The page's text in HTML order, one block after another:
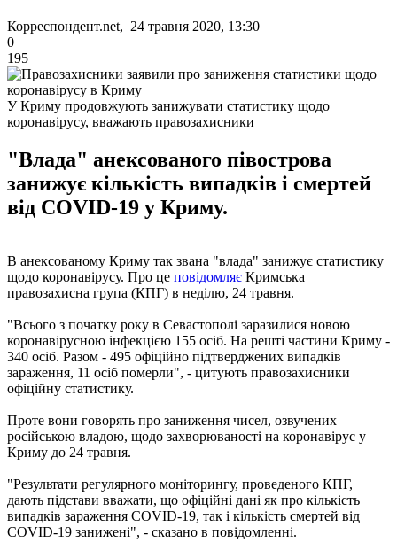
Корреспондент.net, 24 травня 2020, 13:30
0
195
У Криму продовжують занижувати статистику щодо
коронавірусу, вважають правозахисники
"Влада" анексованого півострова
занижує кількість випадків і смертей
від COVID-19 у Криму.
В анексованому Криму так звана "влада" занижує статистику
щодо коронавірусу. Про це повідомляє Кримська
правозахисна група (КПГ) в неділю, 24 травня.
"Всього з початку року в Севастополі заразилися новою
коронавірусною інфекцією 155 осіб. На решті частини Криму -
340 осіб. Разом - 495 офіційно підтверджених випадків
зараження, 11 осіб померли", - цитують правозахисники
офіційну статистику.
Проте вони говорять про заниження чисел, озвучених
російською владою, щодо захворюваності на коронавірус у
Криму до 24 травня.
"Результати регулярного моніторингу, проведеного КПГ,
дають підстави вважати, що офіційні дані як про кількість
випадків зараження COVID-19, так і кількість смертей від
COVID-19 занижені", - сказано в повідомленні.